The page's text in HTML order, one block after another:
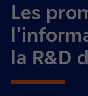
Les
la R&D